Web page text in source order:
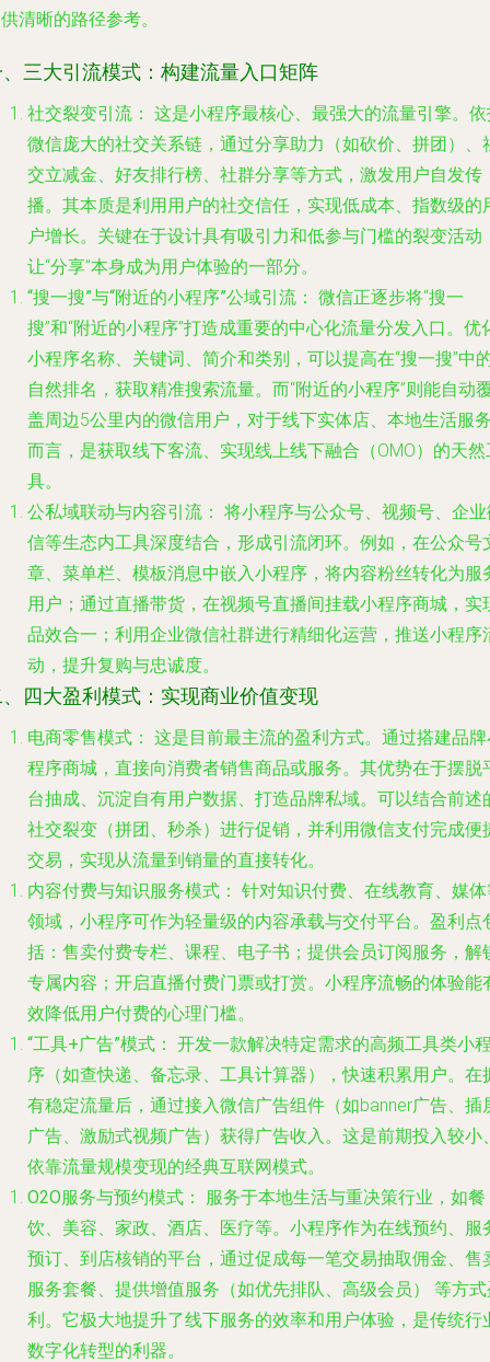
清晰的路径参考。
三大引流模式：构建流量入口矩阵
社交裂变引流： 这是小程序最核心、最强大的流量引擎。
微信庞大的社交关系链，通过分享助力（如砍价、拼团）、
交立减金、好友排行榜、社群分享等方式，激发用户自发传
播。其本质是利用用户的社交信任，实现低成本、指数级的
户增长。关键在于设计具有吸引力和低参与门槛的裂变活动
让“分享”本身成为用户体验的一部分。
“搜一搜”与“附近的小程序”公域引流： 微信正逐步将“搜一
搜”和“附近的小程序”打造成重要的中心化流量分发入口。 优
小程序名称、关键词、简介和类别 ，可以提高在“搜一搜”中
自然排名，获取精准搜索流量。而“附近的小程序”则能自动
盖周边5公里内的微信用户，对于线下实体店、本地生活服
而言，是获取线下客流、实现线上线下融合（OMO）的天然
具。
公私域联动与内容引流： 将小程序与公众号、视频号、企
信等生态内工具深度结合，形成引流闭环。例如，在公众号
章、菜单栏、模板消息中嵌入小程序 ，将内容粉丝转化为服
用户；通过直播带货 ，在视频号直播间挂载小程序商城，实
品效合一；利用企业微信社群进行精细化运营，推送小程序
动，提升复购与忠诚度。
四大盈利模式：实现商业价值变现
电商零售模式： 这是目前最主流的盈利方式。通过搭建品
程序商城，直接向消费者销售商品或服务。其优势在于摆脱
台抽成、沉淀自有用户数据、打造品牌私域。可以结合前述
社交裂变（拼团、秒杀）进行促销，并利用微信支付完成便
交易，实现从流量到销量的直接转化。
内容付费与知识服务模式： 针对知识付费、在线教育、媒
领域，小程序可作为轻量级的内容承载与交付平台。盈利点
括： 售卖付费专栏、课程、电子书；提供会员订阅服务，解
专属内容；开启直播付费门票或打赏。小程序流畅的体验能
效降低用户付费的心理门槛。
“工具+广告”模式： 开发一款解决特定需求的高频工具类小
序（如查快递、备忘录、工具计算器），快速积累用户。在
有稳定流量后，通过接入微信广告组件 （如banner广告、插
广告、激励式视频广告）获得广告收入。这是前期投入较小
依靠流量规模变现的经典互联网模式。
O2O服务与预约模式：
服务于本地生活与重决策行业，如餐
饮、美容、家政、酒店、医疗等。小程序作为在线预约、服
预订、到店核销的平台，通过促成每一笔交易抽取佣金、售
服务套餐、提供增值服务（如优先排队、高级会员）
等方
利。它极大地提升了线下服务的效率和用户体验，是传统行
数字化转型的利器。